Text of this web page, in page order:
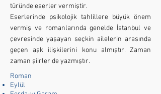
türünde eserler vermiştir.
Eserlerinde psikolojik tahlillere büyük önem
vermiş ve romanlarında genelde İstanbul ve
çevresinde yaşayan seçkin ailelerin arasında
geçen aşk ilişkilerini konu almıştır. Zaman
zaman şiirler de yazmıştır.
Roman
Eylül